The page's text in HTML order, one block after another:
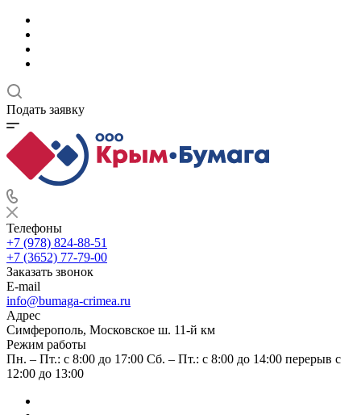
Подать заявку
Телефоны
+7 (978) 824-88-51
+7 (3652) 77-79-00
Заказать звонок
E-mail
info@bumaga-crimea.ru
Адрес
Симферополь, Московское ш. 11-й км
Режим работы
Пн. – Пт.: с 8:00 до 17:00 Сб. – Пт.: с 8:00 до 14:00 перерыв с
12:00 до 13:00